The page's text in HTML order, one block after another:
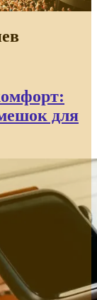
для